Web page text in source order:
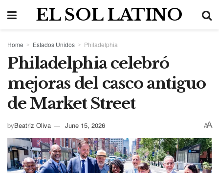
EL SOL LATINO
Home Estados Unidos Philadelphia
Philadelphia celebró
mejoras del casco antiguo
de Market Street
byBeatriz Oliva June 15, 2026 AA